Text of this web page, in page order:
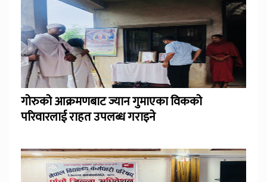
गोरुको आक्रमणबाट ज्यान गुमाएका विकको
परिवारलाई राहत उपलब्ध गराइने